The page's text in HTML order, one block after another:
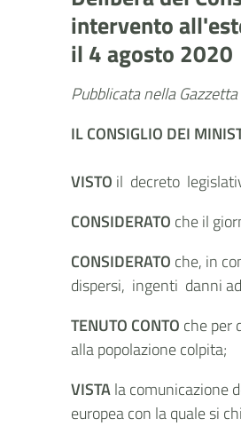
intervento
il 4 agosto 2020
Pubblicata nella
IL CONSIGLIO DEI
VISTO il decreto
CONSIDERATO che il
CONSIDERATO che, in
dispersi, ingenti danni
TENUTO CONTO che per
alla popolazione colpita;
VISTAla comunicazione
europea con la quale si